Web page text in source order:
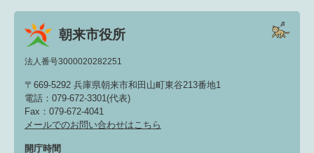
朝来市役所
法人番号3000020282251
〒669-5292 兵庫県朝来市和田山町東谷213番地1
電話：079-672-3301(代表)
Fax：079-672-4041
メールでのお問い合わせはこちら
開庁時間